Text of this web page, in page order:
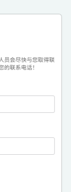
员会尽快与您取得联
联系电话！